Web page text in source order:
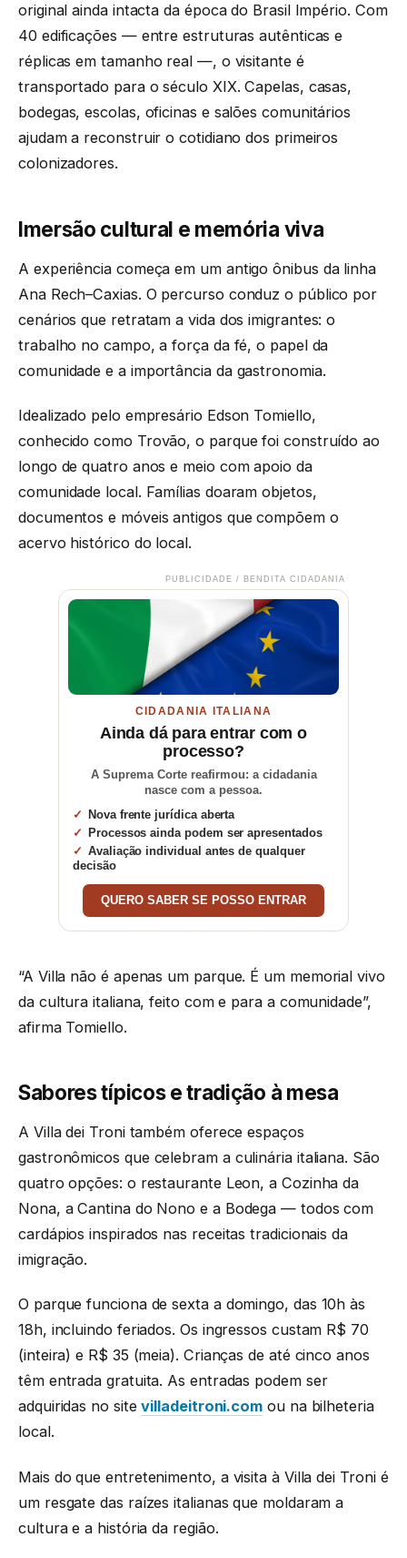
original ainda intacta da época do Brasil Império. Com
40 edificações — entre estruturas autênticas e
réplicas em tamanho real —, o visitante é
transportado para o século XIX. Capelas, casas,
bodegas, escolas, oficinas e salões comunitários
ajudam a reconstruir o cotidiano dos primeiros
colonizadores.
Imersão cultural e memória viva
A experiência começa em um antigo ônibus da linha
Ana Rech–Caxias. O percurso conduz o público por
cenários que retratam a vida dos imigrantes: o
trabalho no campo, a força da fé, o papel da
comunidade e a importância da gastronomia.
Idealizado pelo empresário Edson Tomiello,
conhecido como Trovão, o parque foi construído ao
longo de quatro anos e meio com apoio da
comunidade local. Famílias doaram objetos,
documentos e móveis antigos que compõem o
acervo histórico do local.
PUBLICIDADE / BENDITA CIDADANIA
CIDADANIA ITALIANA
Ainda dá para entrar com o
processo?
A Suprema Corte reafirmou: a cidadania
nasce com a pessoa.
Nova frente jurídica aberta
Processos ainda podem ser apresentados
Avaliação individual antes de qualquer
decisão
QUERO SABER SE POSSO ENTRAR
“A Villa não é apenas um parque. É um memorial vivo
da cultura italiana, feito com e para a comunidade”,
afirma Tomiello.
Sabores típicos e tradição à mesa
A Villa dei Troni também oferece espaços
gastronômicos que celebram a culinária italiana. São
quatro opções: o restaurante Leon, a Cozinha da
Nona, a Cantina do Nono e a Bodega — todos com
cardápios inspirados nas receitas tradicionais da
imigração.
O parque funciona de sexta a domingo, das 10h às
18h, incluindo feriados. Os ingressos custam R$ 70
(inteira) e R$ 35 (meia). Crianças de até cinco anos
têm entrada gratuita. As entradas podem ser
adquiridas no sitevilladeitroni.com ou na bilheteria
local.
Mais do que entretenimento, a visita à Villa dei Troni é
um resgate das raízes italianas que moldaram a
cultura e a história da região.